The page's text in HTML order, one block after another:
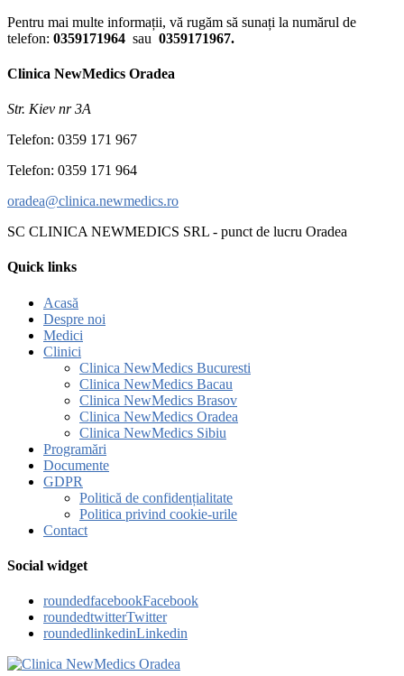
Pentru mai multe informații, vă rugăm să sunați la numărul de
telefon: 0359171964 sau 0359171967.
Clinica NewMedics Oradea
Str. Kiev nr 3A
Telefon: 0359 171 967
Telefon: 0359 171 964
oradea@clinica.newmedics.ro
SC CLINICA NEWMEDICS SRL - punct de lucru Oradea
Quick links
Acasă
Despre noi
Medici
Clinici
Clinica NewMedics Bucuresti
Clinica NewMedics Bacau
Clinica NewMedics Brasov
Clinica NewMedics Oradea
Clinica NewMedics Sibiu
Programări
Documente
GDPR
Politică de confidențialitate
Politica privind cookie-urile
Contact
Social widget
roundedfacebookFacebook
roundedtwitterTwitter
roundedlinkedinLinkedin